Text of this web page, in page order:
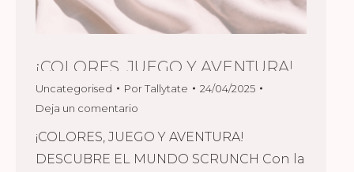
¡COLORES, JUEGO Y AVENTURA!
Uncategorised PorTallytate
24/04/2025
Deja un comentario
¡COLORES, JUEGO Y AVENTURA!
DESCUBRE EL MUNDO SCRUNCH Con la